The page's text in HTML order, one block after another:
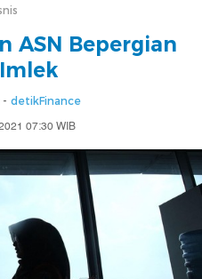
ASN Bepergian
- detikFinance
07:30 WIB